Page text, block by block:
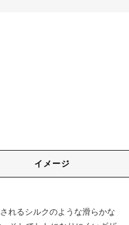
イメージ
れるシルクのような滑らかな